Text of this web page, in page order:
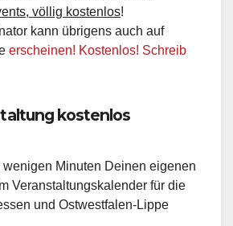
völlig kostenlos!
kann übrigens auch auf
erscheinen! Kostenlos! Schreib
kostenlos
wenigen Minuten Deinen eigenen
Veranstaltungskalender für die
und Ostwestfalen-Lippe